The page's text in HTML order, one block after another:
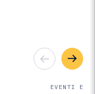
EVENTI E